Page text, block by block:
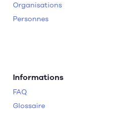
Organisations
Personnes
Informations
FAQ
Glossaire